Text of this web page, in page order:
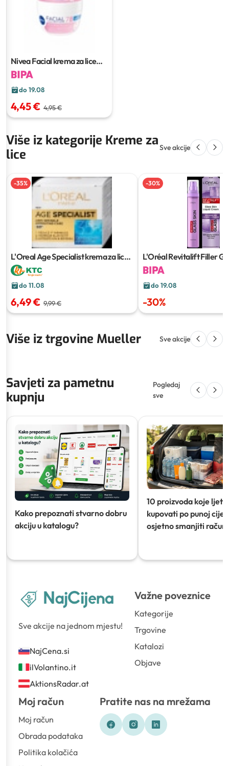
Nivea Facial krema za lice
100 ml
do 19.08
4,45 € 4,95 €
Više iz kategorije Kreme za
lice
Sve akcije
-35%
L'Oreal Age Specialist krema za lice
50 ml
do 11.08
6,49 € 9,99 €
-30%
L'Oréal Revitalift Filler
Liquid Cream
do 19.08
-30%
Više iz trgovine Mueller Sve akcije
Savjeti za pametnu
kupnju
Pogledaj
sve
Kako prepoznati stvarno dobru
akciju u katalogu?
10 proizvoda koje ljeti
kupovati po punoj
osjetno smanjiti račun)
Sve akcije na jednom mjestu!
NajCena.si
ilVolantino.it
AktionsRadar.at
Važne poveznice
Kategorije
Trgovine
Katalozi
Objave
Moj račun
Moj račun
Obrada podataka
Politika kolačića
Pratite nas na mrežama